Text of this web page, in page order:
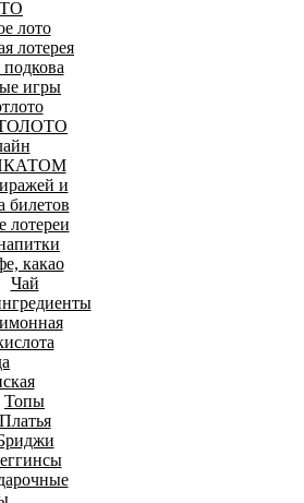
лото
лотерея
подкова
игры
и
билетов
лотереи
какао
Чай
Топы
Платья